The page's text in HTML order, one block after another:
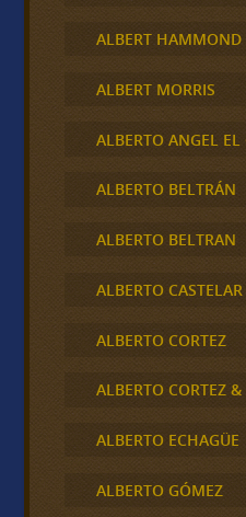
ALBERT HAMMOND
ALBERT MORRIS
ALBERTO ANGEL EL
ALBERTO BELTRÁN
ALBERTO BELTRAN
ALBERTO
ALBERTO CORTEZ
ALBERTO CORTEZ
ALBERTO ECHAGÜE
ALBERTO GÓMEZ